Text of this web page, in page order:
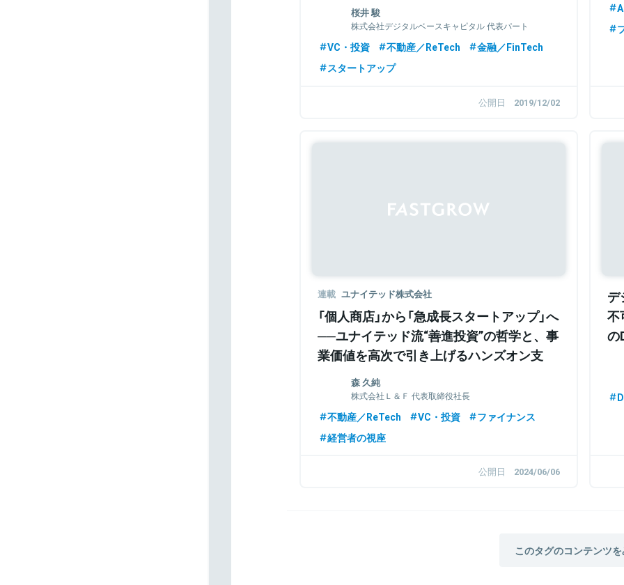
桜井 駿
株式会社デジタルベースキャピタル 代表パート
VC・投資 不動産／ReTech
金融／FinTech
スタートアップ
公開日 2019/12/02
連載 ユナイテッド株式会社
「個人商店」から「急成長スタートアップ」へ
──ユナイテッド流“善進投資”の哲学と、事
業価値を高次で引き上げるハンズオン支
援“UVS”の全貌を探る
森 久純
株式会社Ｌ＆Ｆ 代表取締役社長
不動産／ReTech VC・投資
ファイナンス
経営者の視座
公開日 2024/06/06
デ
不
の
このタグのコンテンツ